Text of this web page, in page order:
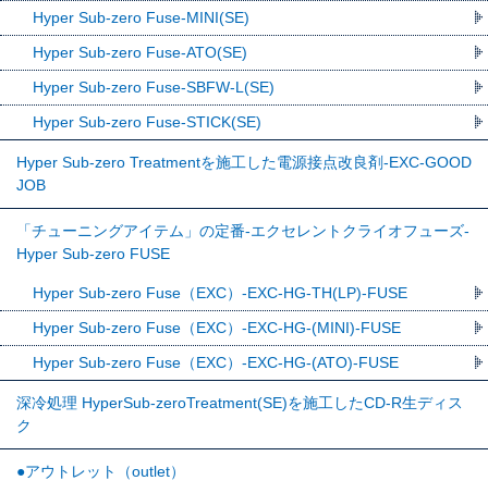
Hyper Sub-zero Fuse-MINI(SE)
Hyper Sub-zero Fuse-ATO(SE)
Hyper Sub-zero Fuse-SBFW-L(SE)
Hyper Sub-zero Fuse-STICK(SE)
Hyper Sub-zero Treatmentを施工した電源接点改良剤-EXC-GOOD
JOB
「チューニングアイテム」の定番-エクセレントクライオフューズ-
Hyper Sub-zero FUSE
Hyper Sub-zero Fuse（EXC）-EXC-HG-TH(LP)-FUSE
Hyper Sub-zero Fuse（EXC）-EXC-HG-(MINI)-FUSE
Hyper Sub-zero Fuse（EXC）-EXC-HG-(ATO)-FUSE
深冷処理 HyperSub-zeroTreatment(SE)を施工したCD-R生ディス
ク
●アウトレット（outlet）